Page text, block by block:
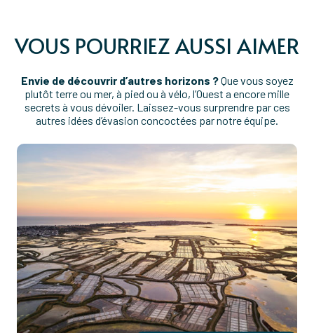
VOUS POURRIEZ AUSSI AIMER
Envie de découvrir d’autres horizons ?Que vous soyez
plutôt terre ou mer, à pied ou à vélo, l’Ouest a encore mille
secrets à vous dévoiler. Laissez-vous surprendre par ces
autres idées d’évasion concoctées par notre équipe.